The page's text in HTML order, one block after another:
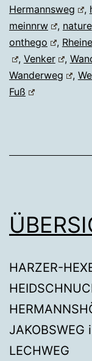
Hermannsweg
,
meinnrw
, nature
onthego
, Rheine
, Venker ,
Wanderweg
,
Fuß
HARZER-
LECHWEG